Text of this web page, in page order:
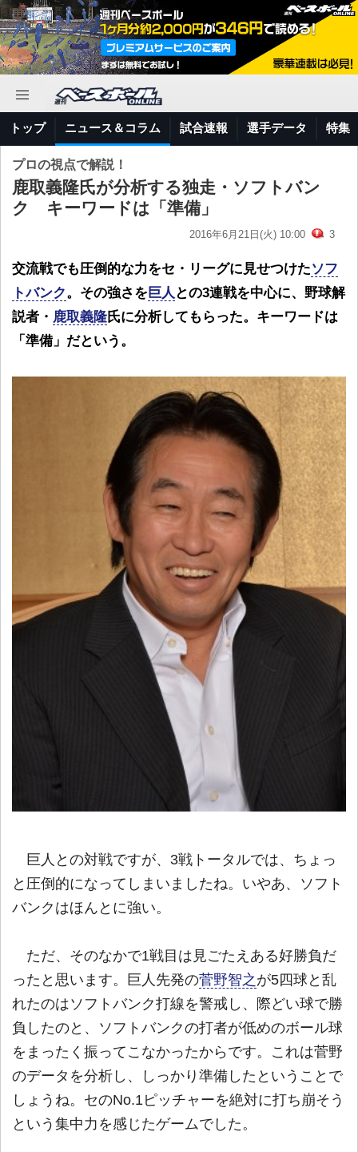
トップ ニュース＆コラム 試合速報 選手データ 特集
プロの視点で解説！
鹿取義隆氏が分析する独走・ソフトバン
ク キーワードは「準備」
2016年6月21日(火) 10:00 3
交流戦でも圧倒的な力をセ・リーグに見せつけたソフ
トバンク 。その強さを 巨人 との3連戦を中心に、野球解
説者・ 鹿取義隆氏に分析してもらった。キーワードは
「準備」だという。
巨人との対戦ですが、3戦トータルでは、ちょっ
と圧倒的になってしまいましたね。いやあ、ソフト
バンクはほんとに強い。
ただ、そのなかで1戦目は見ごたえある好勝負だ
ったと思います。巨人先発の菅野智之 が5四球と乱
れたのはソフトバンク打線を警戒し、際どい球で勝
負したのと、ソフトバンクの打者が低めのボール球
をまったく振ってこなかったからです。これは菅野
のデータを分析し、しっかり準備したということで
しょうね。セのNo.1ピッチャーを絶対に打ち崩そう
という集中力を感じたゲームでした。